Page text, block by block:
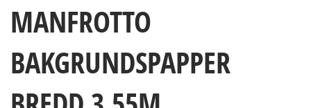
MANFROTTO
BAKGRUNDSPAPPER